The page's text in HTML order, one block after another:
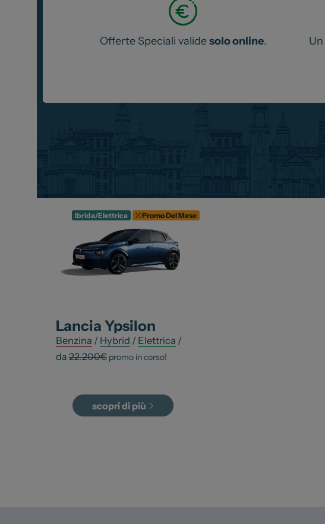
Offerte Speciali validesolo online. Un
Ibrida/Elettrica Promo Del Mese
Lancia Ypsilon
Benzina / Hybrid / Elettrica /
da 22.200€ promo in corso!
scopri di più